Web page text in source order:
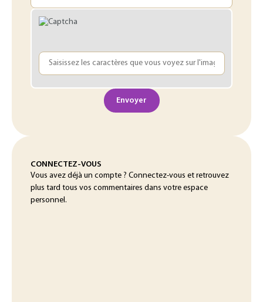
Envoyer
CONNECTEZ-VOUS
Vous avez déjà un compte ? Connectez-vous et retrouvez
plus tard tous vos commentaires dans votre espace
personnel.